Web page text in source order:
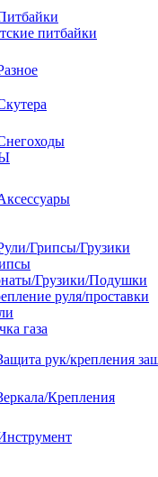
питбайки
Грипсы/Грузики
Грузики/Подушки
руля/проставки
газа
рук/крепления
Крепления